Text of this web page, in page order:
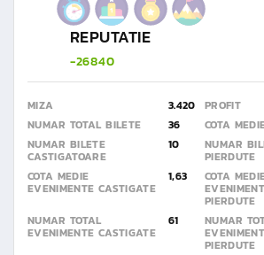
REPUTATIE
-26840
MIZA 3.420 PROFIT
NUMAR TOTAL BILETE
36 COTA
NUMAR BILETE
CASTIGATOARE
10 NUMAR
PIERDUTE
COTA MEDIE
EVENIMENTE CASTIGATE
1,63 COTA
PIERDUTE
NUMAR TOTAL
EVENIMENTE CASTIGATE
61 NUMAR
PIERDUTE